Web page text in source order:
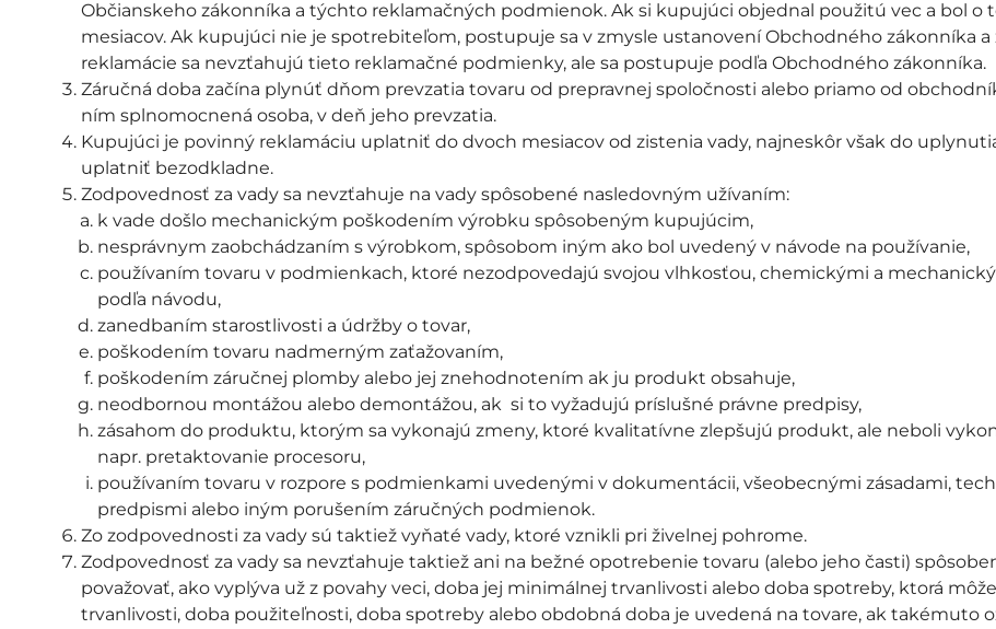
Občianskeho zákonníka a týchto reklamačných podmienok. Ak si kupujúci objednal použitú vec a bol o
mesiacov. Ak kupujúci nie je spotrebiteľom, postupuje sa v zmysle ustanovení Obchodného zákonníka a
reklamácie sa nevzťahujú tieto reklamačné podmienky, ale sa postupuje podľa Obchodného zákonníka.
Záručná doba začína plynúť dňom prevzatia tovaru od prepravnej spoločnosti alebo priamo od
ním splnomocnená osoba, v deň jeho prevzatia.
Kupujúci je povinný reklamáciu uplatniť do dvoch mesiacov od zistenia vady, najneskôr však do
uplatniť bezodkladne.
Zodpovednosť za vady sa nevzťahuje na vady spôsobené nasledovným užívaním:
k vade došlo mechanickým poškodením výrobku spôsobeným kupujúcim,
nesprávnym zaobchádzaním s výrobkom, spôsobom iným ako bol uvedený v návode na používanie,
používaním tovaru v podmienkach, ktoré nezodpovedajú svojou vlhkosťou, chemickými a
podľa návodu,
zanedbaním starostlivosti a údržby o tovar,
poškodením tovaru nadmerným zaťažovaním,
poškodením záručnej plomby alebo jej znehodnotením ak ju produkt obsahuje,
neodbornou montážou alebo demontážou, ak si to vyžadujú príslušné právne predpisy,
zásahom do produktu, ktorým sa vykonajú zmeny, ktoré kvalitatívne zlepšujú produkt, ale neboli
napr. pretaktovanie procesoru,
používaním tovaru v rozpore s podmienkami uvedenými v dokumentácii, všeobecnými zásadami,
predpismi alebo iným porušením záručných podmienok.
Zo zodpovednosti za vady sú taktiež vyňaté vady, ktoré vznikli pri živelnej pohrome.
Zodpovednosť za vady sa nevzťahuje taktiež ani na bežné opotrebenie tovaru (alebo jeho časti)
považovať, ako vyplýva už z povahy veci, doba jej minimálnej trvanlivosti alebo doba spotreby, ktorá
trvanlivosti, doba použiteľnosti, doba spotreby alebo obdobná doba je uvedená na tovare, ak takémuto